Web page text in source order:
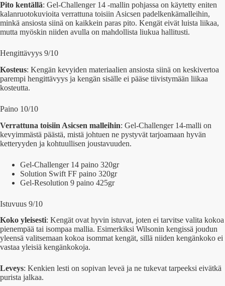
Pito kentällä: Gel-Challenger 14 -mallin pohjassa on käytetty eniten
kalanruotokuvioita verrattuna toisiin Asicsen padelkenkämalleihin,
minkä ansiosta siinä on kaikkein paras pito. Kengät eivät luista liikaa,
mutta myöskin niiden avulla on mahdollista liukua hallitusti.
Hengittävyys 9/10
Kosteus: Kengän kevyiden materiaalien ansiosta siinä on keskivertoa
parempi hengittävyys ja kengän sisälle ei pääse tiivistymään liikaa
kosteutta.
Paino 10/10
Verrattuna toisiin Asicsen malleihin: Gel-Challenger 14-malli on
kevyimmästä päästä, mistä johtuen ne pystyvät tarjoamaan hyvän
ketteryyden ja kohtuullisen joustavuuden.
Gel-Challenger 14 paino 320gr
Solution Swift FF paino 320gr
Gel-Resolution 9 paino 425gr
Istuvuus 9/10
Koko yleisesti: Kengät ovat hyvin istuvat, joten ei tarvitse valita kokoa
pienempää tai isompaa mallia. Esimerkiksi Wilsonin kengissä joudun
yleensä valitsemaan kokoa isommat kengät, sillä niiden kengänkoko ei
vastaa yleisiä kengänkokoja.
Leveys: Kenkien lesti on sopivan leveä ja ne tukevat tarpeeksi eivätkä
purista jalkaa.